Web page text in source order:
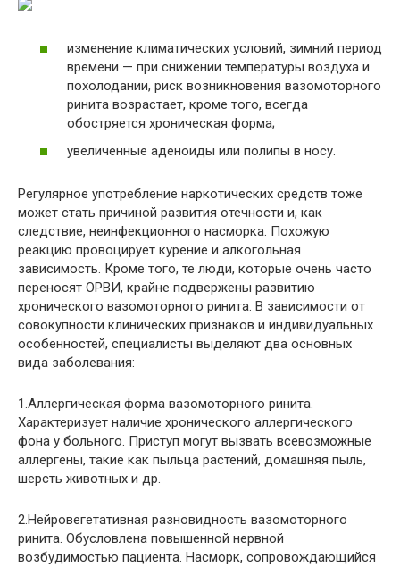
изменение климатических условий, зимний период
времени — при снижении температуры воздуха и
похолодании, риск возникновения вазомоторного
ринита возрастает, кроме того, всегда
обостряется хроническая форма;
увеличенные аденоиды или полипы в носу.
Регулярное употребление наркотических средств тоже
может стать причиной развития отечности и, как
следствие, неинфекционного насморка. Похожую
реакцию провоцирует курение и алкогольная
зависимость. Кроме того, те люди, которые очень часто
переносят ОРВИ, крайне подвержены развитию
хронического вазомоторного ринита. В зависимости от
совокупности клинических признаков и индивидуальных
особенностей, специалисты выделяют два основных
вида заболевания:
1.Аллергическая форма вазомоторного ринита.
Характеризует наличие хронического аллергического
фона у больного. Приступ могут вызвать всевозможные
аллергены, такие как пыльца растений, домашняя пыль,
шерсть животных и др.
2.Нейровегетативная разновидность вазомоторного
ринита. Обусловлена повышенной нервной
возбудимостью пациента. Насморк, сопровождающийся